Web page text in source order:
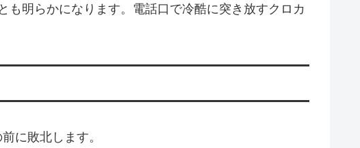
明らかになります。電話口で冷酷に突き放すクロカ
に敗北します。